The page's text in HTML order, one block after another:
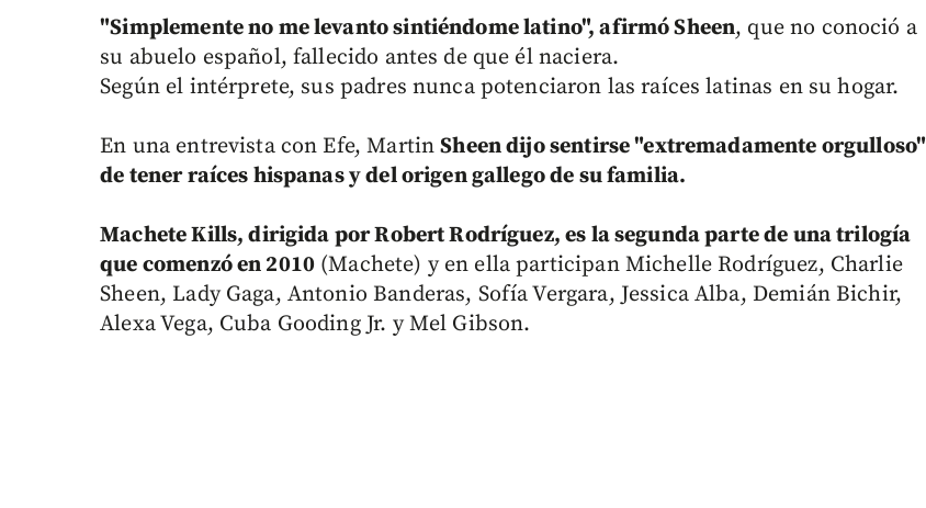
"Simplemente no me levanto sintiéndome latino", afirmó Sheen, que no conoció a
su abuelo español, fallecido antes de que él naciera.
Según el intérprete, sus padres nunca potenciaron las raíces latinas en su hogar.
En una entrevista con Efe, MartinSheen dijo sentirse "extremadamente orgulloso"
de tener raíces hispanas y del origen gallego de su familia.
Machete Kills, dirigida por Robert Rodríguez, es la segunda parte de una trilogía
que comenzó en 2010 (Machete) y en ella participan Michelle Rodríguez, Charlie
Sheen, Lady Gaga, Antonio Banderas, Sofía Vergara, Jessica Alba, Demián Bichir,
Alexa Vega, Cuba Gooding Jr. y Mel Gibson.